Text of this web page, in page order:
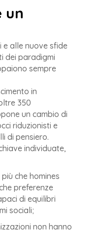
un
e alle nuove sfide
dei paradigmi
sempre
in
350
un cambio di
riduzionisti e
di pensiero.
individuate,
che homines
preferenze
di equilibri
sociali;
non hanno